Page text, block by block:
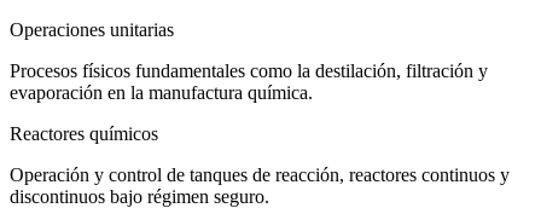
Operaciones unitarias
Procesos físicos fundamentales como la destilación, filtración y
evaporación en la manufactura química.
Reactores químicos
Operación y control de tanques de reacción, reactores continuos y
discontinuos bajo régimen seguro.